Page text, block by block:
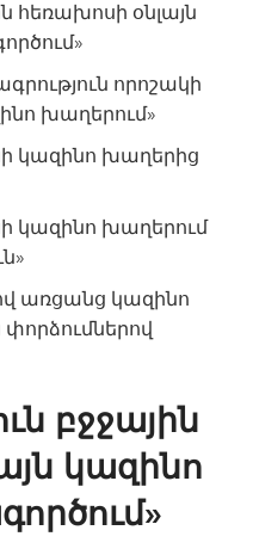
հեռախոսի օնլայն
որոշակի
խաղերում»
կազինո խաղերից
կազինո խաղերում
առցանց կազինո
բջջային
կազինո